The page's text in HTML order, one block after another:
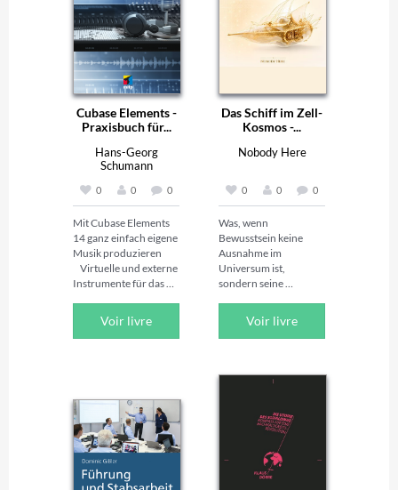
Cubase Elements -
Praxisbuch für...
Hans-Georg
Schumann
0 0 0
Mit Cubase Elements
14 ganz einfach eigene
Musik produzieren
    Virtuelle und externe
Instrumente für das
    Leicht
nachvollziehbare
Aufnehmen,
bearbeiten, mixen und
mastern
Voir livre
Das Schiff im Zell-
Kosmos -...
Nobody Here
0 0 0
Was, wenn
Bewusstsein keine
Ausnahme im
Universum ist,
sondern seine
Ozean der
Frequenzen führt
einzelnen Zelle bis zu
Esoterik: nur die
konsequente Frage,
was Materie, Resonanz
und Beobachtung
wirklich verbindet.
Voir livre